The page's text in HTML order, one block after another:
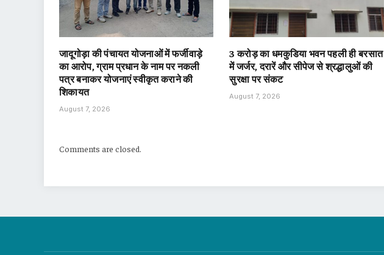
जादूगोड़ा की पंचायत योजनाओं में फर्जीवाड़े
का आरोप, ग्राम प्रधान के नाम पर नकली
पत्र बनाकर योजनाएं स्वीकृत कराने की
शिकायत
August 7, 2026
3 करोड़ का धमकुडिया भवन पहली ही बरसात
में जर्जर, दरारें और सीपेज से श्रद्धालुओं की
सुरक्षा पर संकट
August 7, 2026
Comments are closed.